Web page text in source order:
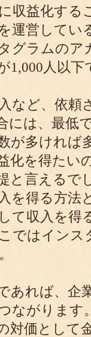
収益化する
運営してい
グラムの
1,000人以
など、依頼
には、最低
が多ければ
化を得たい
と言えるで
を得る方法
て収入を得
ではインス
あれば、企
ながります
対価として